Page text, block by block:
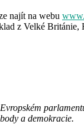
najít na webu
z Velké
Evropském
a demokracie.